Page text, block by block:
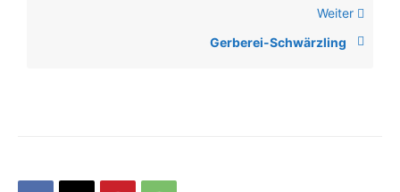
Weiter
Gerberei-Schwärzling